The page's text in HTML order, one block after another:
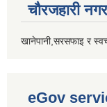
चौरजहारी
खानेपानी,सरसफाइ र
eGov